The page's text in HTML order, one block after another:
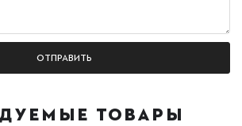
ТОВАРЫ